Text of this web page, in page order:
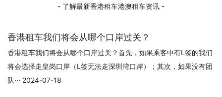
- 了解最新香港租车港澳租车资讯 -
香港租车我们将会从哪个口岸过关？
香港租车我们将会从哪个口岸过关？首先，如果乘客中有L签的我们
将会选择走皇岗口岸（L签无法走深圳湾口岸）；其次，如果没有团
队··· 2024-07-18